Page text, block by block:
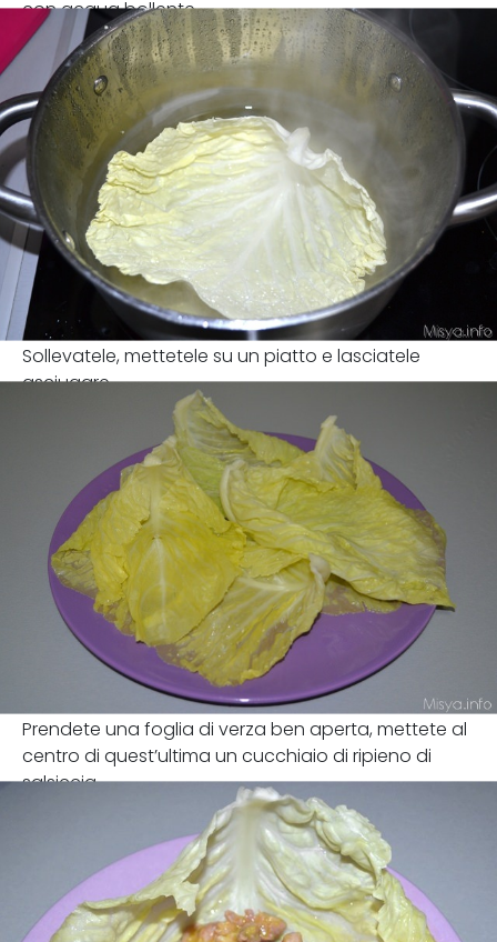
con acqua bollente
Sollevatele, mettetele su un piatto e lasciatele
asciugare
Prendete una foglia di verza ben aperta, mettete al
centro di quest’ultima un cucchiaio di ripieno di
salsiccia